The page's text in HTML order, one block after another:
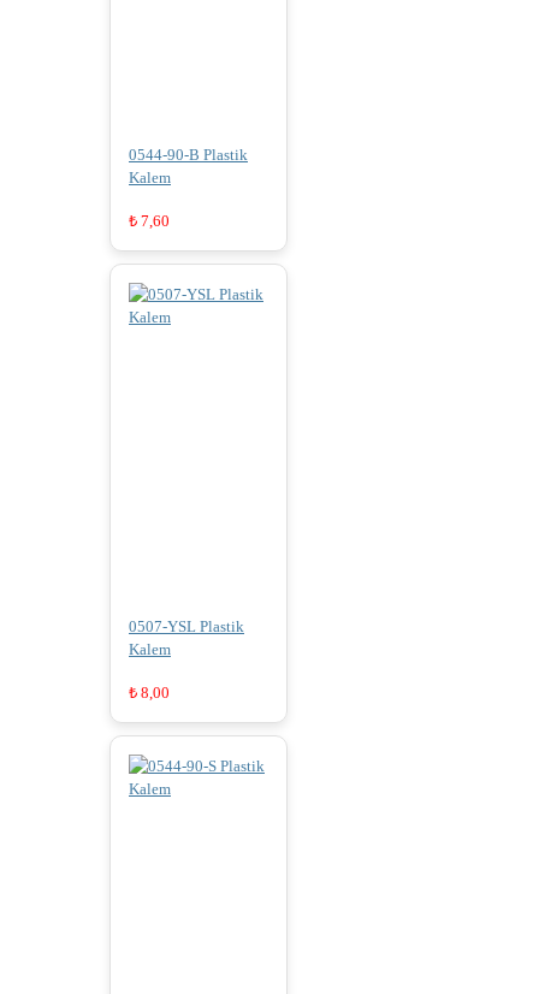
0544-90-B Plastik
Kalem
₺ 7,60
0507-YSL Plastik
Kalem
₺ 8,00